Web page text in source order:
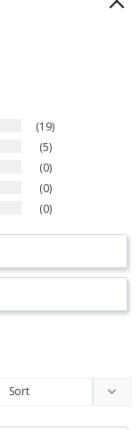
19
5
0
0
0